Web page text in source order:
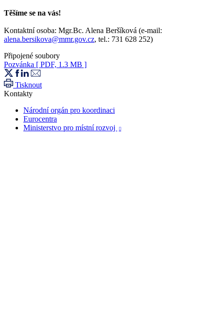
Těšíme se na vás!
Kontaktní osoba: Mgr.Bc. Alena Beršíková (e-mail:
alena.bersikova@mmr.gov.cz, tel.: 731 628 252)
Připojené soubory
Pozvánka [ PDF, 1.3 MB ]
Tisknout
Kontakty
Národní orgán pro koordinaci
Eurocentra
Ministerstvo pro místní rozvoj
